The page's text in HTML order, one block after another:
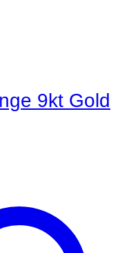
9kt Gold